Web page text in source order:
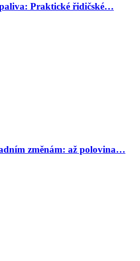
Praktické řidičské…
změnám: až polovina…